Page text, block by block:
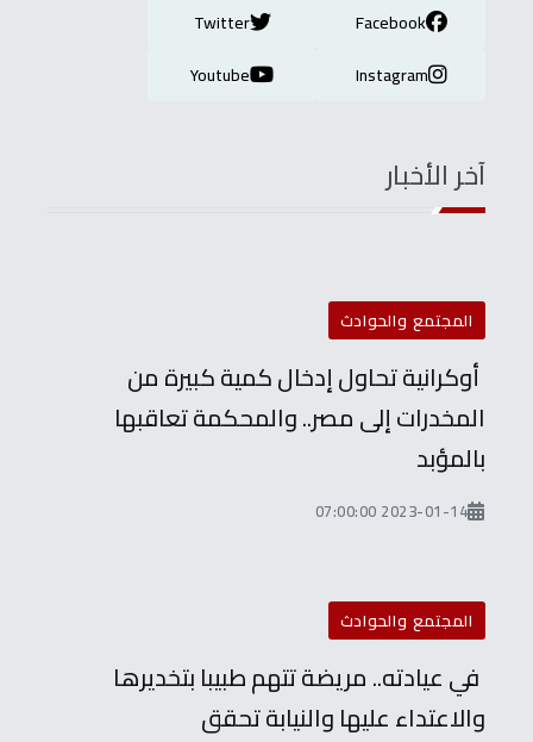
Facebook
Twitter
Instagram
Youtube
آخر الأخبار
المجتمع والحوادث
أوكرانية تحاول إدخال كمية كبيرة من
المخدرات إلى مصر.. والمحكمة تعاقبها
بالمؤبد
2023-01-14 07:00:00
المجتمع والحوادث
في عيادته.. مريضة تتهم طبيبا بتخديرها
والاعتداء عليها والنيابة تحقق